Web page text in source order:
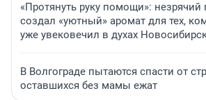
«Протянуть руку помощи»:
создал «уютный» аромат для тех,
уже увековечил в духах
В Волгограде пытаются спасти от
оставшихся без мамы ежат